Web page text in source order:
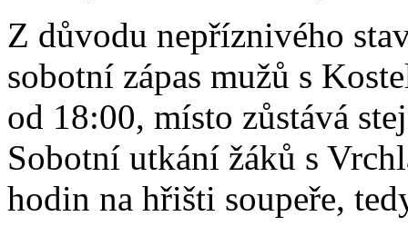
Z důvodu nepříznivého
sobotní zápas mužů s
od 18:00, místo zůstává
Sobotní utkání žáků s
hodin na hřišti soupeře,